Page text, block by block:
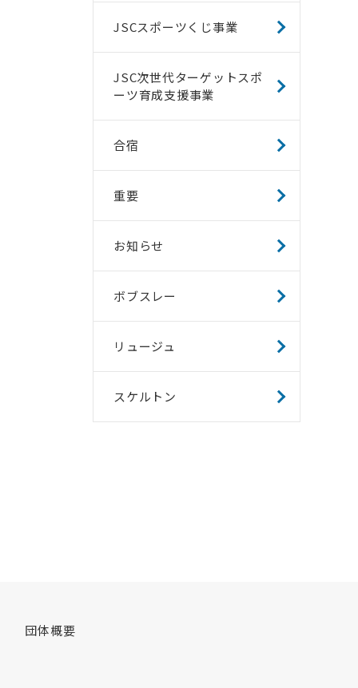
JSCスポーツくじ事業
JSC次世代ターゲットスポ
ーツ育成支援事業
合宿
重要
お知らせ
ボブスレー
リュージュ
スケルトン
団体概要